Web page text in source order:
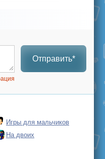
Отправить*
Игры для мальчиков
На двоих